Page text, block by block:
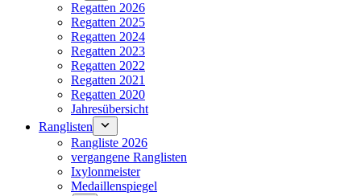
Regatten 2026
Regatten 2025
Regatten 2024
Regatten 2023
Regatten 2022
Regatten 2021
Regatten 2020
Jahresübersicht
Ranglisten
Rangliste 2026
vergangene Ranglisten
Ixylonmeister
Medaillenspiegel